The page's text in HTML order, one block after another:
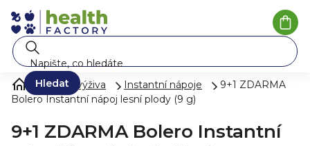
na
obsah
Hledat
Zdravá výživa Instantní nápoje
9+1 ZDARMA
Bolero Instantní nápoj lesní plody (9 g)
9+1 ZDARMA Bolero Instantní